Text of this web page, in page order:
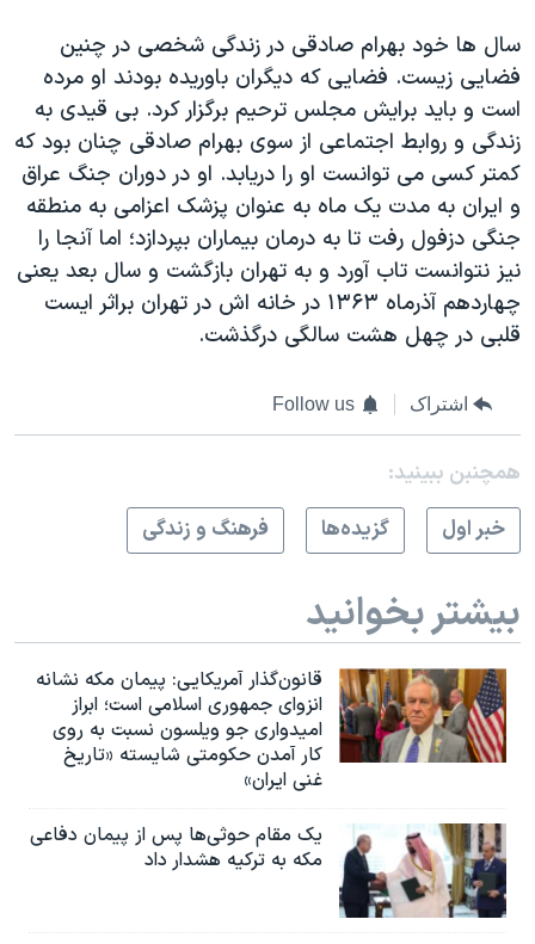
سال ها خود بهرام صادقی در زندگی شخصی در چنین
فضایی زیست. فضایی که دیگران باوریده بودند او مرده
است و باید برایش مجلس ترحیم برگزار کرد. بی قیدی به
زندگی و روابط اجتماعی از سوی بهرام صادقی چنان بود که
کمتر کسی می توانست او را دریابد. او در دوران جنگ عراق
و ایران به مدت یک ماه به عنوان پزشک اعزامی به منطقه
جنگی دزفول رفت تا به درمان بیماران بپردازد؛ اما آنجا را
نیز نتوانست تاب آورد و به تهران بازگشت و سال بعد یعنی
چهاردهم آذرماه ۱۳۶۳ در خانه اش در تهران براثر ایست
قلبی در چهل هشت سالگی درگذشت.
اشتراک Follow us
همچنبن ببینید:
خبر اول
گزيده‌ها فرهنگ و زندگی
بیشتر بخوانید
قانون‌گذار آمریکایی: پیمان مکه نشانه
انزوای جمهوری اسلامی است؛ ابراز
امیدواری جو ویلسون نسبت به روی
کار آمدن حکومتی شایسته «تاریخ
غنی ایران»
یک مقام حوثی‌ها پس از پیمان دفاعی
مکه به ترکیه هشدار داد